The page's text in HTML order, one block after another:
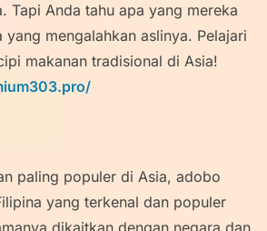
Tapi Anda tahu apa yang mereka
mengalahkan aslinya. Pelajari
makanan tradisional di Asia!
paling populer di Asia, adobo
yang terkenal dan populer
dikaitkan dengan negara dan